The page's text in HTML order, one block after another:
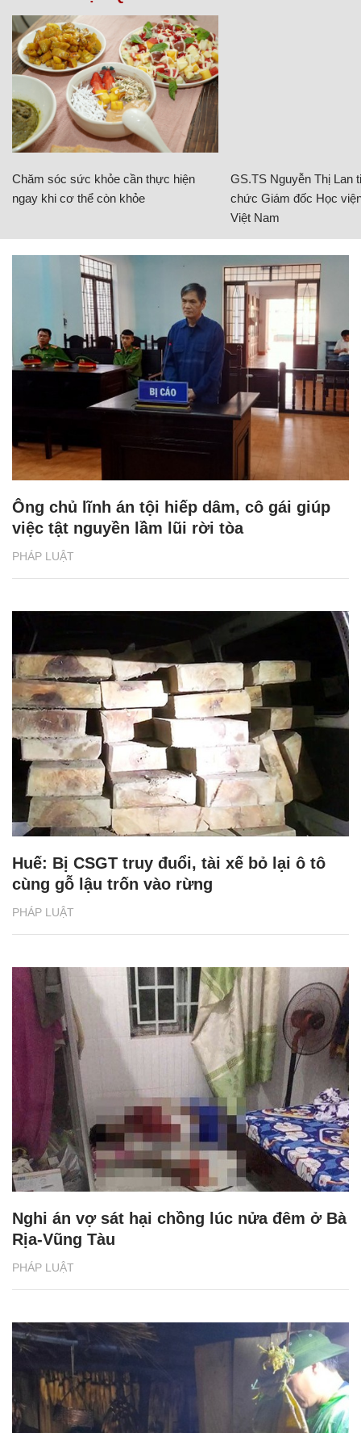
Chăm sóc sức khỏe cần thực hiện
ngay khi cơ thể còn khỏe
GS.TS Nguyễn Thị Lan
chức Giám đốc Học
Việt Nam
PHÁP LUẬT
Ông chủ lĩnh án tội hiếp dâm, cô gái giúp
việc tật nguyền lầm lũi rời tòa
PHÁP LUẬT
Huế: Bị CSGT truy đuổi, tài xế bỏ lại ô tô
cùng gỗ lậu trốn vào rừng
PHÁP LUẬT
Nghi án vợ sát hại chồng lúc nửa đêm ở Bà
Rịa-Vũng Tàu